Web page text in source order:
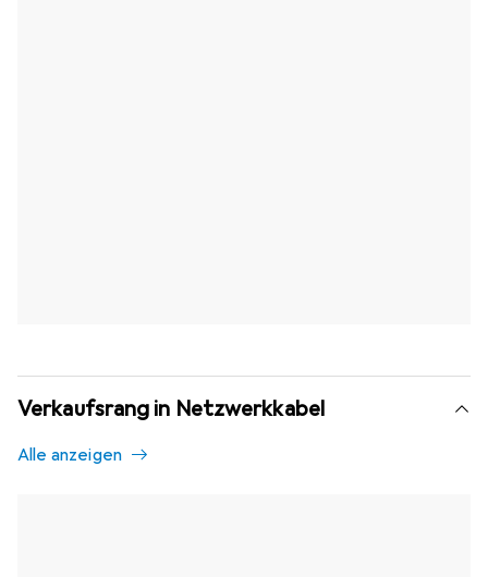
Verkaufsrang in Netzwerkkabel
Alle anzeigen